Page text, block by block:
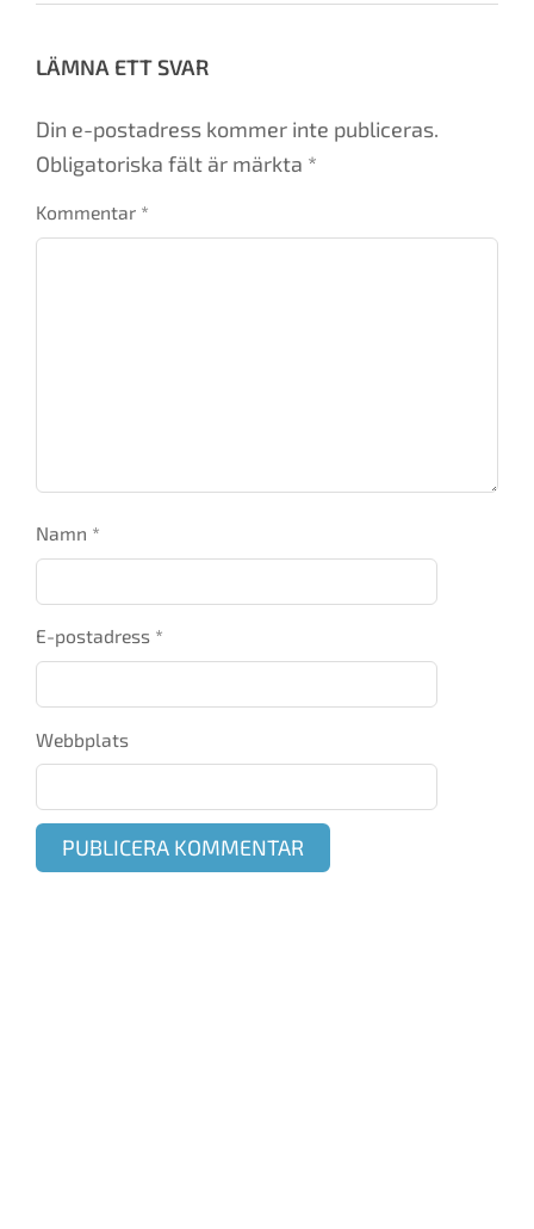
LÄMNA ETT SVAR
Din e-postadress kommer inte publiceras.
Obligatoriska fält är märkta *
Kommentar *
Namn *
E-postadress *
Webbplats